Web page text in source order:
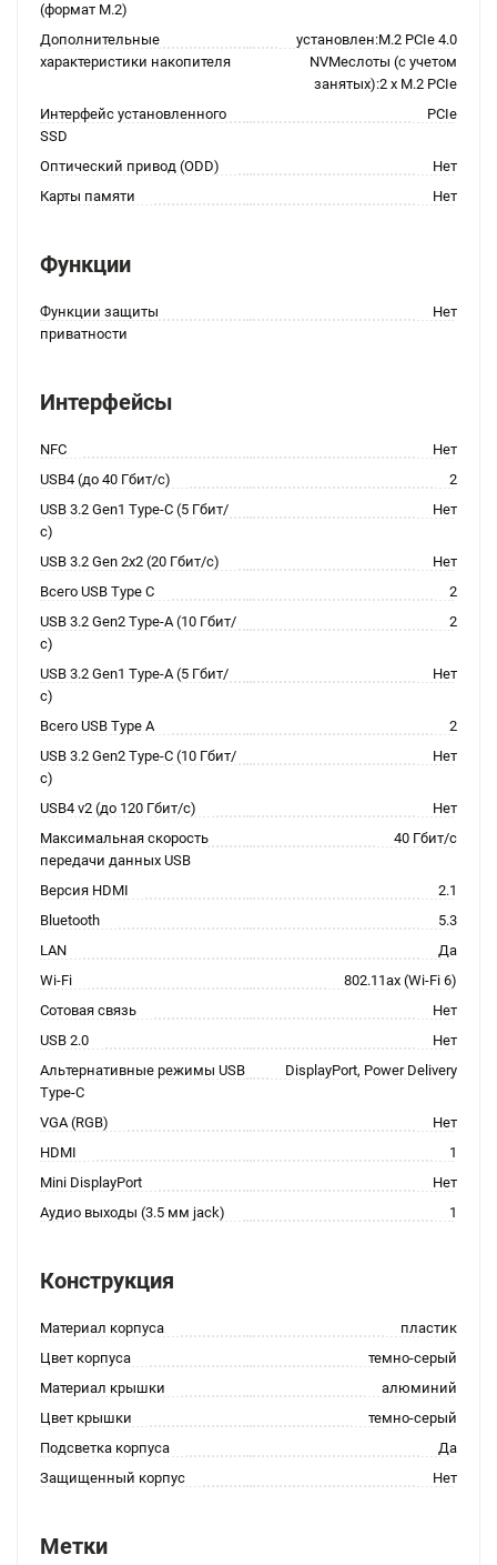
(формат M.2)
Дополнительные
характеристики накопителя
установлен:M.2 PCIe 4.0
NVMeслоты (с учетом
занятых):2 x M.2 PCIe
Интерфейс установленного
SSD
PCIe
Оптический привод (ODD)
Нет
Карты памяти
Нет
Функции
Функции защиты
приватности
Нет
Интерфейсы
NFC
Нет
USB4 (до 40 Гбит/с)
2
USB 3.2 Gen1 Type-C (5 Гбит/
с)
Нет
USB 3.2 Gen 2x2 (20 Гбит/с)
Нет
Всего USB Type C
2
USB 3.2 Gen2 Type-A (10 Гбит/
с)
2
USB 3.2 Gen1 Type-A (5 Гбит/
с)
Нет
Всего USB Type A
2
USB 3.2 Gen2 Type-C (10 Гбит/
с)
Нет
USB4 v2 (до 120 Гбит/с)
Нет
Максимальная скорость
передачи данных USB
40 Гбит/с
Версия HDMI
2.1
Bluetooth
5.3
LAN
Да
Wi-Fi
802.11ax (Wi-Fi 6)
Сотовая связь
Нет
USB 2.0
Нет
Альтернативные режимы USB
Type-C
DisplayPort, Power Delivery
VGA (RGB)
Нет
HDMI
1
Mini DisplayPort
Нет
Аудио выходы (3.5 мм jack)
1
Конструкция
Материал корпуса
пластик
Цвет корпуса
темно-серый
Материал крышки
алюминий
Цвет крышки
темно-серый
Подсветка корпуса
Да
Защищенный корпус
Нет
Метки